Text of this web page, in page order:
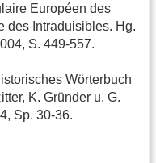
Européen des
des Intraduisibles. Hg.
S. 449-557.
Wörterbuch
K. Gründer u. G.
Sp. 30-36.